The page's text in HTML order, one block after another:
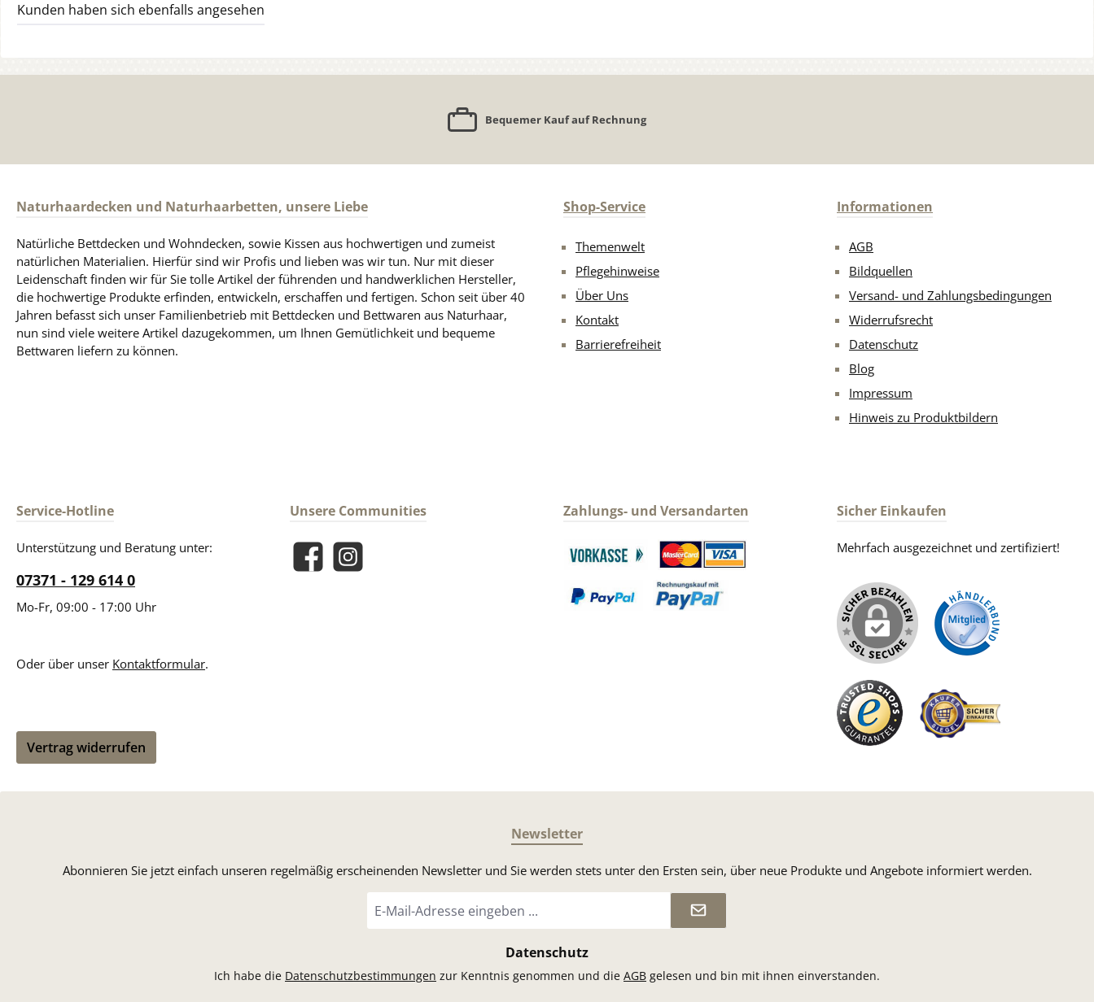
Kunden haben sich ebenfalls angesehen
Bequemer Kauf auf Rechnung
Naturhaardecken und Naturhaarbetten, unsere Liebe
Natürliche Bettdecken und Wohndecken, sowie Kissen aus hochwertigen und zumeist
natürlichen Materialien. Hierfür sind wir Profis und lieben was wir tun. Nur mit dieser
Leidenschaft finden wir für Sie tolle Artikel der führenden und handwerklichen Hersteller,
die hochwertige Produkte erfinden, entwickeln, erschaffen und fertigen. Schon seit über 40
Jahren befasst sich unser Familienbetrieb mit Bettdecken und Bettwaren aus Naturhaar,
nun sind viele weitere Artikel dazugekommen, um Ihnen Gemütlichkeit und bequeme
Bettwaren liefern zu können.
Shop-Service
Themenwelt
Pflegehinweise
Über Uns
Kontakt
Barrierefreiheit
Informationen
AGB
Bildquellen
Versand- und Zahlungsbedingungen
Widerrufsrecht
Datenschutz
Blog
Impressum
Hinweis zu Produktbildern
Service-Hotline
Unterstützung und Beratung unter:
07371 - 129 614 0
Mo-Fr, 09:00 - 17:00 Uhr
Oder über unser Kontaktformular.
Vertrag widerrufen
Unsere Communities
FacebookInstagram
Zahlungs- und Versandarten
Benutzerdefiniertes Bild 1Benutzerdefiniertes Bild 2
Sicher Einkaufen
Mehrfach ausgezeichnet und zertifiziert!
Newsletter
Abonnieren Sie jetzt einfach unseren regelmäßig erscheinenden Newsletter und Sie werden stets unter den Ersten sein, über neue Produkte und Angebote informiert werden.
Mail-
Adresse
Datenschutz
Ich habe die Datenschutzbestimmungen zur Kenntnis genommen und die AGB gelesen und bin mit ihnen einverstanden.